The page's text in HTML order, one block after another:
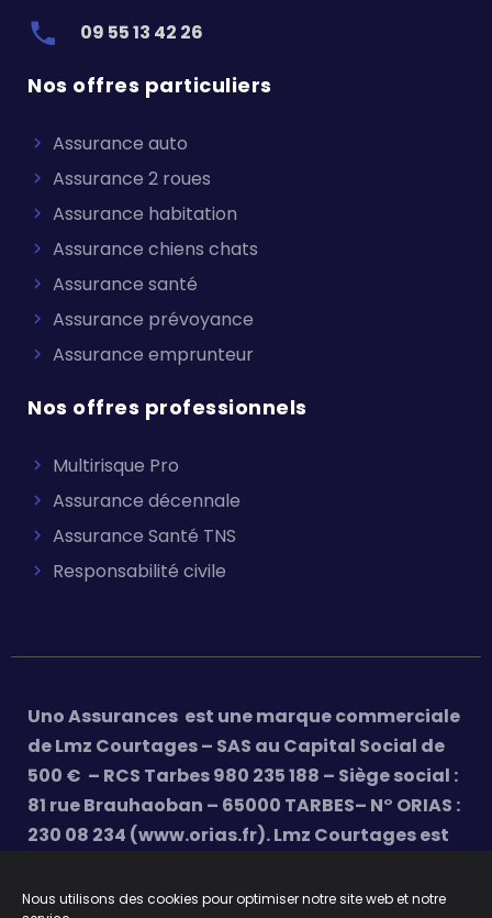
Nous utilisons des cookies pour optimiser notre site web et notre
09 55 13 42 26
Nos offres particuliers
Assurance auto
Assurance 2 roues
Assurance habitation
Assurance chiens chats
Assurance santé
Assurance prévoyance
Assurance emprunteur
Nos offres professionnels
Multirisque Pro
Assurance décennale
Assurance Santé TNS
Responsabilité civile
Uno Assurances est une marque commerciale
de Lmz Courtages – SAS au Capital Social de
500 € – RCS Tarbes 980 235 188 – Siège social :
81 rue Brauhaoban – 65000 TARBES– N° ORIAS :
230 08 234 (www.orias.fr). Lmz Courtages est
Contrôle Prudentiel et de Résolution) – 4,